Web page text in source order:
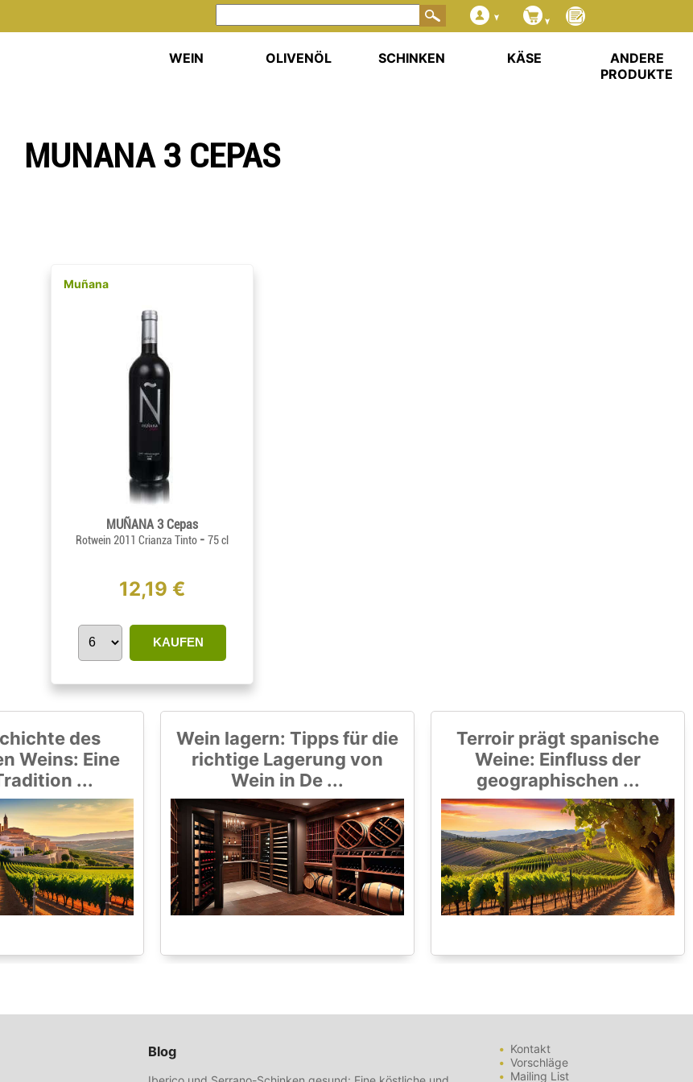
MUNANA 3 CEPAS
Muñana
MUÑANA 3 Cepas
Rotwein 2011 Crianza Tinto - 75 cl
12,19 €
KAUFEN
des
Weins: Eine
...
Wein lagern: Tipps für die
richtige Lagerung von
Wein in De ...
Terroir prägt spanische
Weine: Einfluss der
geographischen ...
WEIN OLIVENÖL SCHINKEN KÄSE
ANDERE
PRODUKTE
Blog
Kontakt
Vorschläge
Mailing List